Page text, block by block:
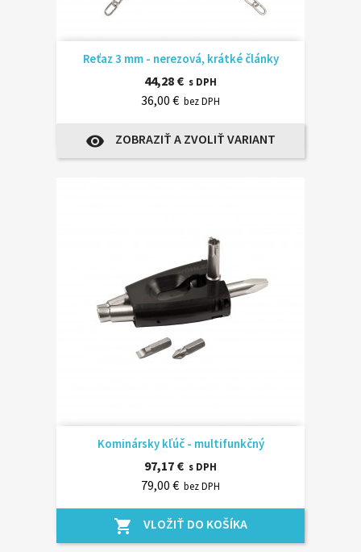
Reťaz 3 mm - nerezová, krátké články
44,28 € s DPH
36,00 € bez DPH
visibility ZOBRAZIŤ A ZVOLIŤ VARIANT
Kominársky kľúč - multifunkčný
97,17 € s DPH
79,00 € bez DPH
shopping_cart VLOŽIŤ DO KOŠÍKA